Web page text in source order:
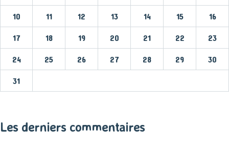
10 11 12 13 14 15 16
17 18 19 20 21 22 23
24 25 26 27 28 29 30
31
Les derniers commentaires